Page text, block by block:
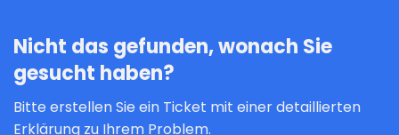
Nicht das gefunden, wonach Sie
gesucht haben?
Bitte erstellen Sie ein Ticket mit einer detaillierten
Erklärung zu Ihrem Problem.